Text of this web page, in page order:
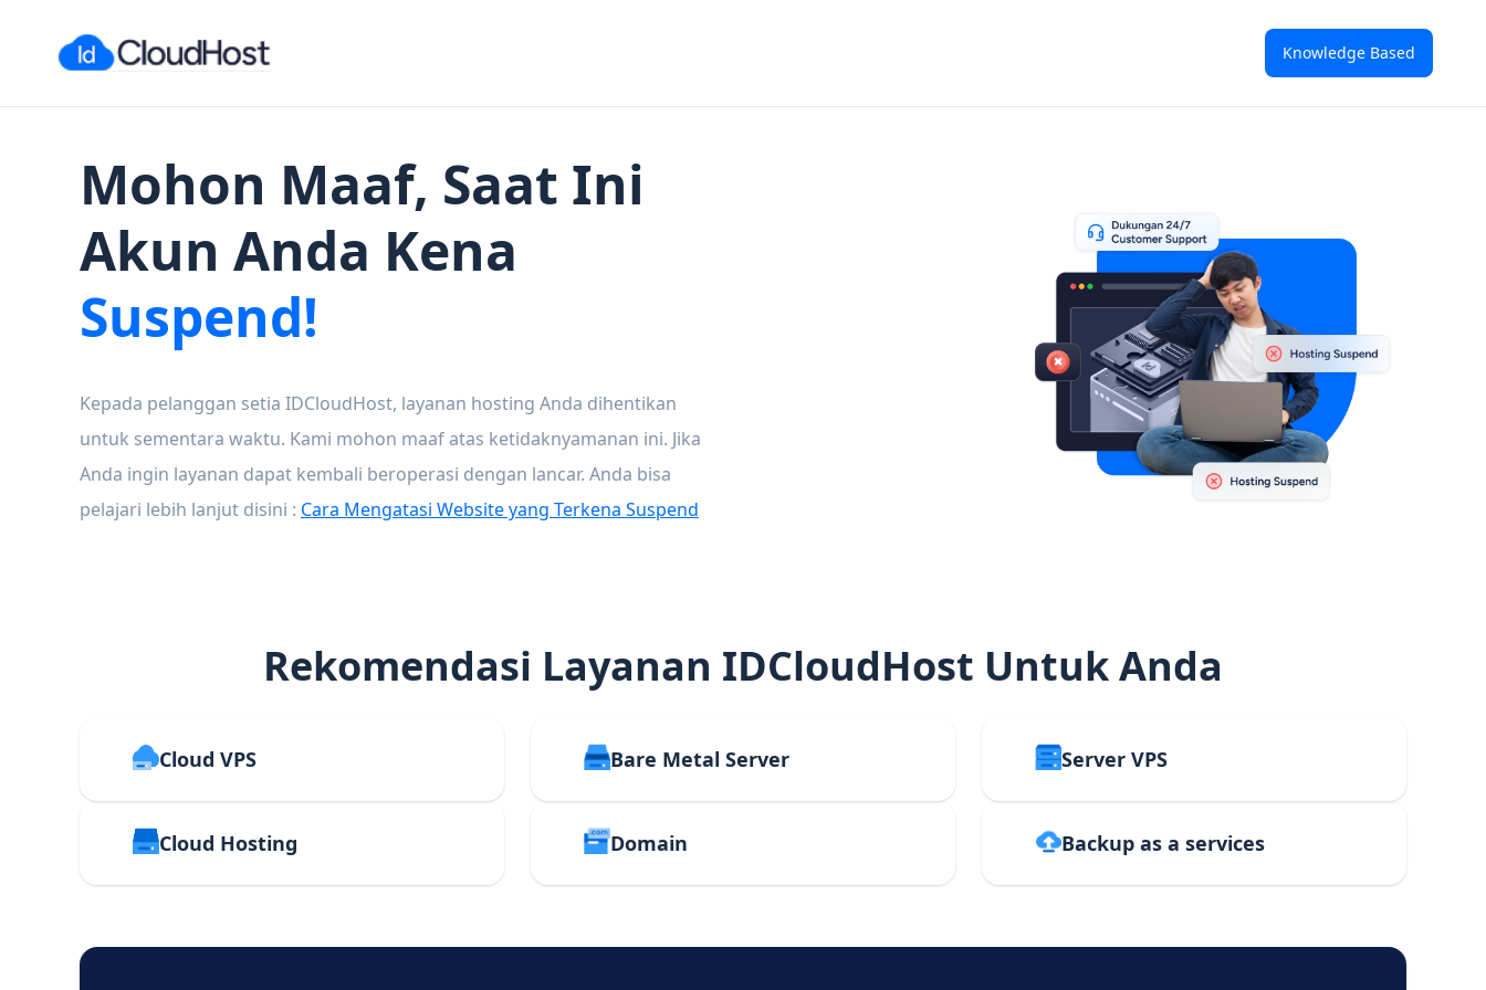
Knowledge Based
Mohon Maaf, Saat Ini
Akun Anda Kena
Suspend!
Kepada pelanggan setia IDCloudHost, layanan hosting Anda dihentikan
untuk sementara waktu. Kami mohon maaf atas ketidaknyamanan ini. Jika
Anda ingin layanan dapat kembali beroperasi dengan lancar. Anda bisa
pelajari lebih lanjut disini : Cara Mengatasi Website yang Terkena Suspend
Rekomendasi Layanan IDCloudHost Untuk Anda
Cloud VPS Bare Metal Server Server VPS
Cloud Hosting Domain Backup as a services